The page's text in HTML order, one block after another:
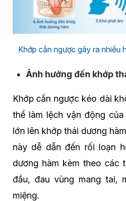
Khớp cắn ngược gây ra nhiều
Ảnh hưởng đến khớp
Khớp cắn ngược kéo dài
thể làm lệch vận động
lớn lên khớp thái dương
này dễ dẫn đến rối loạn
dương hàm kèm theo các
đầu, đau vùng mang tai,
miệng.